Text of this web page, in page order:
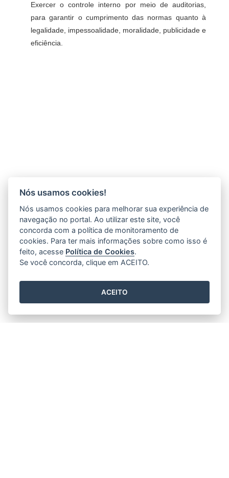
Exercer o controle interno por meio de auditorias,
para garantir o cumprimento das normas quanto à
legalidade, impessoalidade, moralidade, publicidade e
eficiência.
Nós usamos cookies!
Nós usamos cookies para melhorar sua experiência de
navegação no portal. Ao utilizar este site, você
concorda com a política de monitoramento de
cookies. Para ter mais informações sobre como isso é
feito, acesse Política de Cookies.
Se você concorda, clique em ACEITO.
ACEITO